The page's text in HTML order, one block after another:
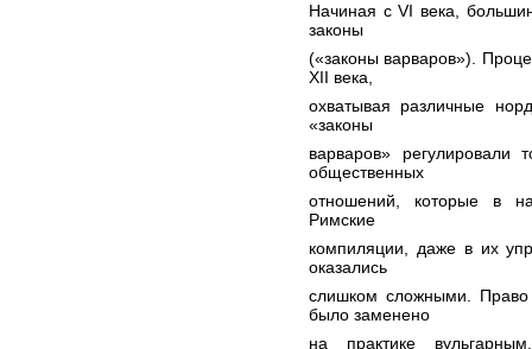
Начиная с VI века,
законы
(«законы варваров»).
XII века,
охватывая различные
«законы
варваров» регулировали
общественных
отношений, которые в
Римские
компиляции, даже в их
оказались
слишком сложными. Право
было заменено
на практике